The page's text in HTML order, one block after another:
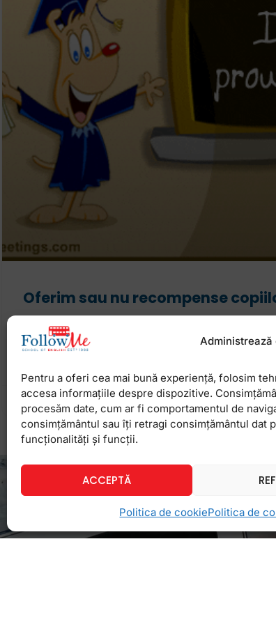
Administrează
Pentru a oferi cea mai bună experiență, folosim
accesa informațiile despre dispozitive.
procesăm date, cum ar fi comportamentul de
consimțământul sau îți retragi consimțământul dat
funcționalități și funcții.
ACCEPTĂ
Politica de cookiePolitica de
Oferim sau nu recompense
cel mic a luat o nota mare la scoala sau a
18 octombrie 2012 Niciun comentariu